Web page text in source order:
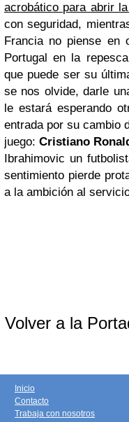
acrobático para abrir
con seguridad,
Francia no piense en
Portugal en la
que puede ser su
se nos olvide, darle
le estará esperando
entrada por su cambio
juego: Cristiano
Ibrahimovic un
sentimiento pierde
a la ambición al
Volver a la
Inicio
Contacto
Trabaja con nosotros